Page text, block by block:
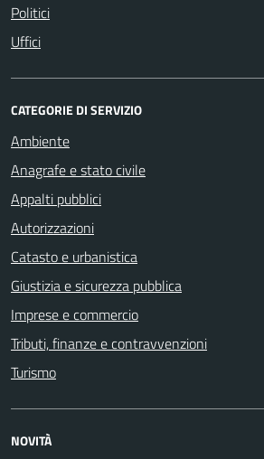
Politici
Uffici
CATEGORIE DI SERVIZIO
Ambiente
Anagrafe e stato civile
Appalti pubblici
Autorizzazioni
Catasto e urbanistica
Giustizia e sicurezza pubblica
Imprese e commercio
Tributi, finanze e contravvenzioni
Turismo
NOVITÀ